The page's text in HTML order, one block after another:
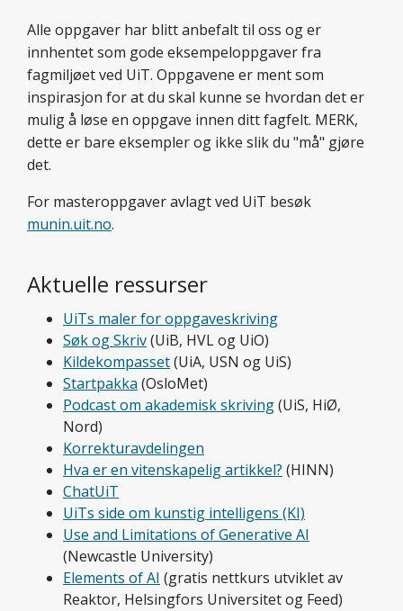
Alle oppgaver har blitt anbefalt til oss og er
innhentet som gode eksempeloppgaver fra
fagmiljøet ved UiT. Oppgavene er ment som
inspirasjon for at du skal kunne se hvordan det er
mulig å løse en oppgave innen ditt fagfelt. MERK,
dette er bare eksempler og ikke slik du "må" gjøre
det.
For masteroppgaver avlagt ved UiT besøk
munin.uit.no.
Aktuelle ressurser
UiTs maler for oppgaveskriving
Søk og Skriv(UiB, HVL og UiO)
Kildekompasset(UiA, USN og UiS)
Startpakka (OsloMet)
Podcast om akademisk skriving(UiS, HiØ,
Nord)
Korrekturavdelingen
Hva er en vitenskapelig artikkel? (HINN)
ChatUiT
UiTs side om kunstig intelligens (KI)
Use and Limitations of Generative AI
(Newcastle University)
Elements of AI (gratis nettkurs utviklet av
Reaktor, Helsingfors Universitet og Feed)